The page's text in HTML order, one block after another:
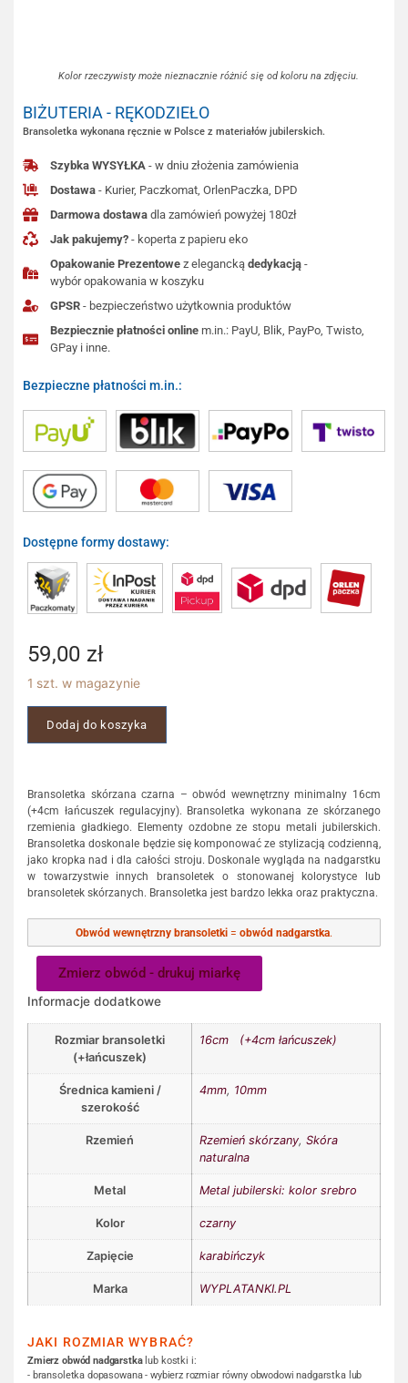
Kolor rzeczywisty może nieznacznie różnić się od koloru na zdjęciu.
BIŻUTERIA - RĘKODZIEŁO
Bransoletka wykonana ręcznie w Polsce z materiałów jubilerskich.
Szybka WYSYŁKA - w dniu złożenia zamówienia
Dostawa - Kurier, Paczkomat, OrlenPaczka, DPD
Darmowa dostawa dla zamówień powyżej 180zł
Jak pakujemy? - koperta z papieru eko
Opakowanie Prezentowe z eleganckądedykacją -
wybór opakowania w koszyku
GPSR - bezpieczeństwo użytkownia produktów
Bezpiecznie płatności online m.in.: PayU, Blik, PayPo, Twisto,
GPay i inne.
Bezpieczne płatności m.in.:
Dostępne formy dostawy:
59,00 zł
1 szt. w magazynie
Dodaj do koszyka
Bransoletka skórzana czarna – obwód wewnętrzny minimalny 16cm
(+4cm łańcuszek regulacyjny). Bransoletka wykonana ze skórzanego
rzemienia gładkiego. Elementy ozdobne ze stopu metali jubilerskich.
Bransoletka doskonale będzie się komponować ze stylizacją codzienną,
jako kropka nad i dla całości stroju. Doskonale wygląda na nadgarstku
w towarzystwie innych bransoletek o stonowanej kolorystyce lub
bransoletek skórzanych. Bransoletka jest bardzo lekka oraz praktyczna.
Obwód wewnętrzny bransoletki = obwód nadgarstka.
Zmierz obwód - drukuj miarkę
Informacje dodatkowe
Rozmiar bransoletki
(+łańcuszek)
16cm (+4cm łańcuszek)
Średnica kamieni /
szerokość
4mm, 10mm
Rzemień Rzemień skórzany, Skóra
naturalna
Metal Metal jubilerski: kolor srebro
Kolor czarny
Zapięcie karabińczyk
Marka WYPLATANKI.PL
JAKI ROZMIAR WYBRAĆ?
Zmierz obwód nadgarstkalub kostki i:
- bransoletka dopasowana - wybierz rozmiar równy obwodowi nadgarstka lub